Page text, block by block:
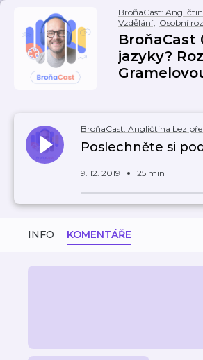
BroňaCast:
Vzdělání, Osobní
BroňaCast
jazyky?
BroňaCast: Angličtina bez
Poslechněte si
9. 12. 2019 25 min
INFO KOMENTÁŘE